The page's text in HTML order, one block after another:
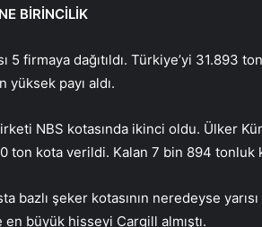
BİRİNCİLİK
5 firmaya dağıtıldı. Türkiye’yi 31.893
yüksek payı aldı.
NBS kotasında ikinci oldu. Ülker
ton kota verildi. Kalan 7 bin 894 tonluk
bazlı şeker kotasının neredeyse
büyük hisseyi Cargill almıştı.